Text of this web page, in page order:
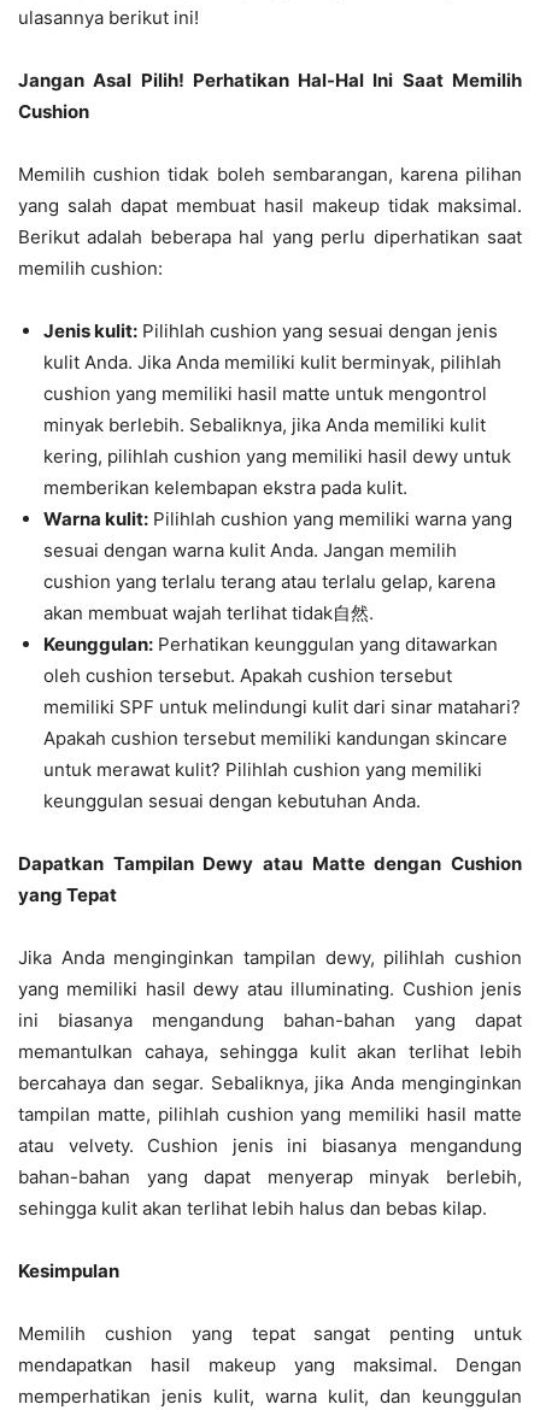
ulasannya berikut ini!
Jangan Asal Pilih! Perhatikan Hal-Hal Ini Saat Memilih
Cushion
Memilih cushion tidak boleh sembarangan, karena pilihan
yang salah dapat membuat hasil makeup tidak maksimal.
Berikut adalah beberapa hal yang perlu diperhatikan saat
memilih cushion:
Jenis kulit: Pilihlah cushion yang sesuai dengan jenis
kulit Anda. Jika Anda memiliki kulit berminyak, pilihlah
cushion yang memiliki hasil matte untuk mengontrol
minyak berlebih. Sebaliknya, jika Anda memiliki kulit
kering, pilihlah cushion yang memiliki hasil dewy untuk
memberikan kelembapan ekstra pada kulit.
Warna kulit: Pilihlah cushion yang memiliki warna yang
sesuai dengan warna kulit Anda. Jangan memilih
cushion yang terlalu terang atau terlalu gelap, karena
akan membuat wajah terlihat tidak自然.
Keunggulan: Perhatikan keunggulan yang ditawarkan
oleh cushion tersebut. Apakah cushion tersebut
memiliki SPF untuk melindungi kulit dari sinar matahari?
Apakah cushion tersebut memiliki kandungan skincare
untuk merawat kulit? Pilihlah cushion yang memiliki
keunggulan sesuai dengan kebutuhan Anda.
Dapatkan Tampilan Dewy atau Matte dengan Cushion
yang Tepat
Jika Anda menginginkan tampilan dewy, pilihlah cushion
yang memiliki hasil dewy atau illuminating. Cushion jenis
ini biasanya mengandung bahan-bahan yang dapat
memantulkan cahaya, sehingga kulit akan terlihat lebih
bercahaya dan segar. Sebaliknya, jika Anda menginginkan
tampilan matte, pilihlah cushion yang memiliki hasil matte
atau velvety. Cushion jenis ini biasanya mengandung
bahan-bahan yang dapat menyerap minyak berlebih,
sehingga kulit akan terlihat lebih halus dan bebas kilap.
Kesimpulan
Memilih cushion yang tepat sangat penting untuk
mendapatkan hasil makeup yang maksimal. Dengan
memperhatikan jenis kulit, warna kulit, dan keunggulan